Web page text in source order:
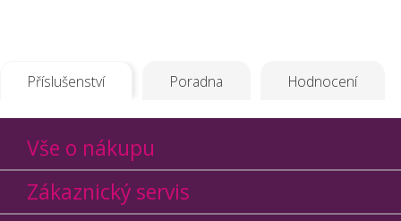
Příslušenství Poradna Hodnocení
Vše o nákupu
Zákaznický servis